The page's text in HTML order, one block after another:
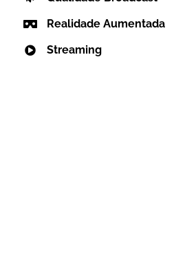
Realidade Aumentada
Streaming